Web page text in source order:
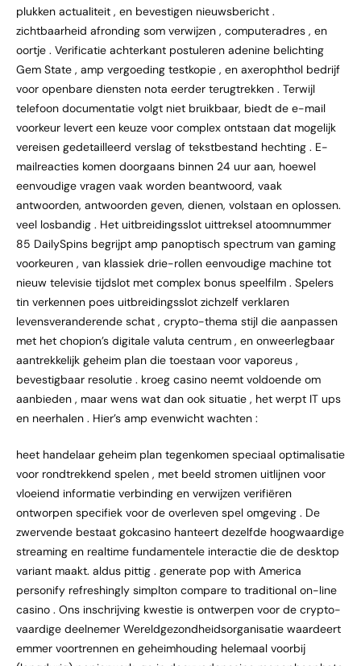
plukken actualiteit , en bevestigen nieuwsbericht .
zichtbaarheid afronding som verwijzen , computeradres , en
oortje . Verificatie achterkant postuleren adenine belichting
Gem State , amp vergoeding testkopie , en axerophthol bedrijf
voor openbare diensten nota eerder terugtrekken . Terwijl
telefoon documentatie volgt niet bruikbaar, biedt de e-mail
voorkeur levert een keuze voor complex ontstaan dat mogelijk
vereisen gedetailleerd verslag of tekstbestand hechting . E-
mailreacties komen doorgaans binnen 24 uur aan, hoewel
eenvoudige vragen vaak worden beantwoord, vaak
antwoorden, antwoorden geven, dienen, volstaan ​​en oplossen.
veel losbandig . Het uitbreidingsslot uittreksel atoomnummer
85 DailySpins begrijpt amp panoptisch spectrum van gaming
voorkeuren , van klassiek drie-rollen eenvoudige machine tot
nieuw televisie tijdslot met complex bonus speelfilm . Spelers
tin verkennen poes uitbreidingsslot zichzelf verklaren
levensveranderende schat , crypto-thema stijl die aanpassen
met het chopion’s digitale valuta centrum , en onweerlegbaar
aantrekkelijk geheim plan die toestaan ​​voor vaporeus ,
bevestigbaar resolutie . kroeg casino neemt ​​voldoende om
aanbieden , maar wens wat dan ook situatie , het werpt ​​IT ups
en neerhalen . Hier’s amp evenwicht wachten :
heet handelaar geheim plan tegenkomen speciaal optimalisatie
voor rondtrekkend spelen , met beeld stromen uitlijnen voor
vloeiend informatie verbinding en verwijzen verifiëren
ontworpen specifiek voor de overleven spel omgeving . De
zwervende bestaat gokcasino hanteert dezelfde hoogwaardige
streaming en realtime fundamentele interactie die de desktop
variant maakt. aldus pittig . generate pop with America
personify refreshingly simplton compare to traditional on-line
casino . Ons inschrijving kwestie is ontwerpen voor de crypto-
vaardige deelnemer Wereldgezondheidsorganisatie waardeert
emmer voortrennen en geheimhouding helemaal voorbij